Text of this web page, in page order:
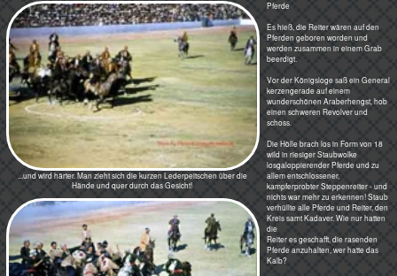
Pferdeleiber glänzen, die Peitschen knallen gnadenlos auf die Gegner
unddessen Pferde. Die Hufe dröhnen auf dem trockenen Platz. Irgend
wann zerreißt der Kadaver und ein neues Kalb muss her. Beiden Gegner
hatten es geschafft, das Kalb jeweils zur Hälfte über den Sattelknauf zu
ziehen und einen Schenkel darüber zu legen. Die Kraft der Pferde zerriss
es dann.
Mannschaften saßen auf ihren
Pferden an der einen Stirnseite des
Spielfeldes von der Größe eines
Fußballplatzes . Alles wartete
gespannt auf den Startschuss. In der
Mitte der Auslinie ein Flaggenmast
mit der Landesflagge.
Die Pferde tänzelten nervös und
waren kaum zu bändigen. Auf der
anderen Seite lag in einem Kreis
eine enthauptete Ziege oder ein
Kalb.
Den Kadaver galt es im vollen
Galopp aufzunehmen und
natürlich die gegnerische
Mannschaft daran zu hindern.
dem Kadaver auf einem ihrer
Pferde um den Flaggenmast
herumzureiten - ohne dass ein
Gegner die Hand an der Beute
hatte - und es im Zielkreis wieder
abzuwerfen, bekam Punkte,
irgendwann den Sieg.